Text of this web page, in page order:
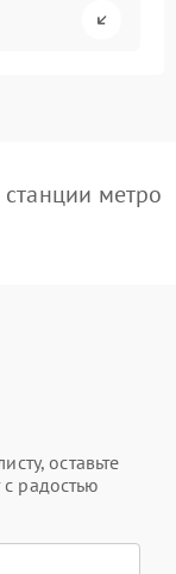
метро
оставьте
радостью